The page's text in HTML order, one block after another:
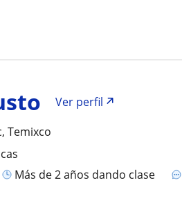
Ver perfil
Temixco
más de 2 años dando clase